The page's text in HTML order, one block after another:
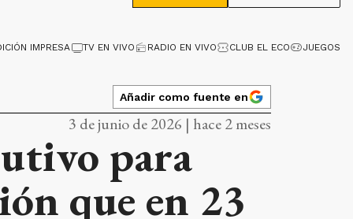
IMPRESA TV EN VIVO RADIO EN VIVO CLUB EL ECO JUEGOS
Añadir como fuente en
3 de junio de 2026 | hace 2 meses
para
que en 23